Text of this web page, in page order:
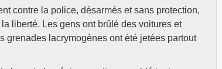
contre la police, désarmés et sans protection,
liberté. Les gens ont brûlé des voitures et
grenades lacrymogènes ont été jetées partout